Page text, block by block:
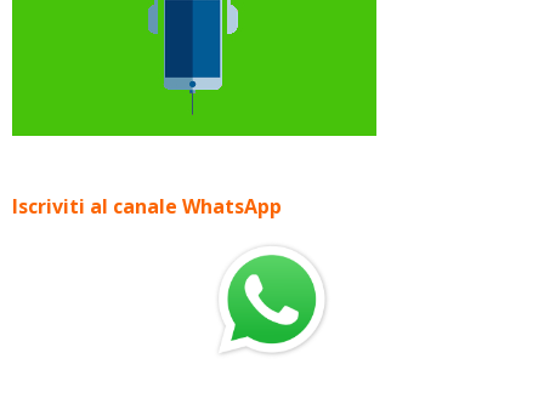
Iscriviti al canale WhatsApp